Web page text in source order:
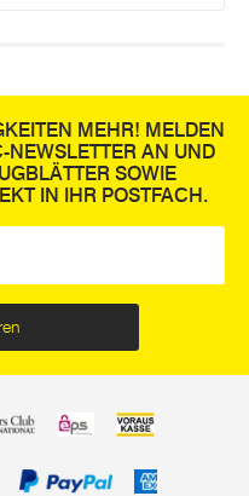
MEHR! MELDEN
NEWSLETTER AN UND
SOWIE
IN IHR POSTFACH.